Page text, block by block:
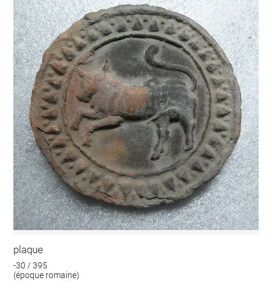
plaque
-30 / 395
(époque romaine)